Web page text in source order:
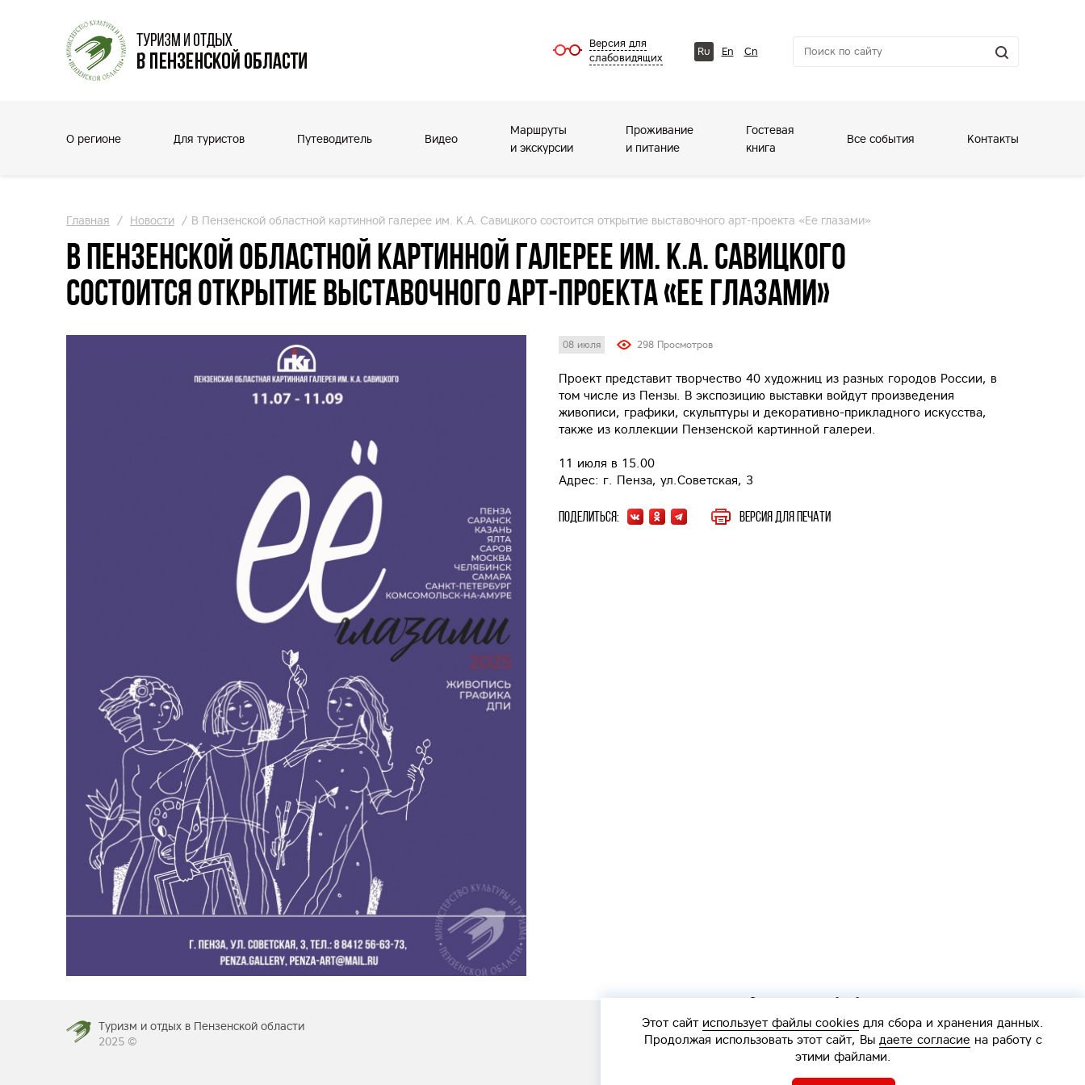
Версия для
слабовидящих
Ru En Cn
О регионе Для туристов Путеводитель Видео
Маршруты
и экскурсии
Проживание
и питание
Гостевая
книга
Все события Контакты
Главная / Новости / В Пензенской областной картинной галерее им. К.А. Савицкого состоится открытие выставочного арт-проекта «Ее глазами»
В Пензенской областной картинной галерее им. К.А. Савицкого
состоится открытие выставочного арт-проекта «Ее глазами»
08 июля 298 Просмотров
Проект представит творчество 40 художниц из разных городов России, в
том числе из Пензы. В экспозицию выставки войдут произведения
живописи, графики, скульптуры и декоративно-прикладного искусства,
также из коллекции Пензенской картинной галереи.
11 июля в 15.00
Адрес: г. Пенза, ул.Советская, 3
Поделиться: Версия для печати
Туризм и отдых в Пензенской области
2025 ©
Интерактивная
карта
Согласие на обработку персональных данных
Политика обработки персональных данных
Этот сайт использует файлы cookies для сбора и хранения данных.
Продолжая использовать этот сайт, Вы даете согласие на работу с
этими файлами.